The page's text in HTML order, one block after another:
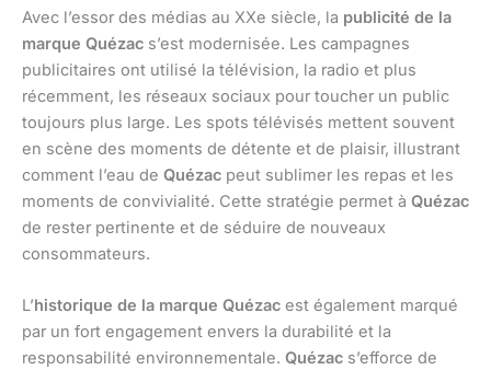
Avec l’essor des médias au XXe siècle, la publicité de la
marque Quézac s’est modernisée. Les campagnes
publicitaires ont utilisé la télévision, la radio et plus
récemment, les réseaux sociaux pour toucher un public
toujours plus large. Les spots télévisés mettent souvent
en scène des moments de détente et de plaisir, illustrant
comment l’eau de Quézac peut sublimer les repas et les
moments de convivialité. Cette stratégie permet à Quézac
de rester pertinente et de séduire de nouveaux
consommateurs.
L’historique de la marque Quézac est également marqué
par un fort engagement envers la durabilité et la
responsabilité environnementale. Quézac s’efforce de